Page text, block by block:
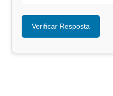
Verificar Resposta